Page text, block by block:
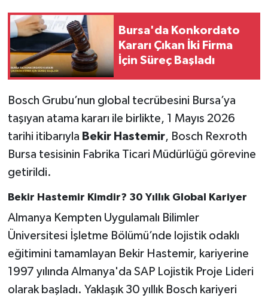
Bursa'da Konkordato
Kararı Çıkan İki Firma
İçin Süreç Başladı
Bosch Grubu’nun global tecrübesini Bursa’ya
taşıyan atama kararı ile birlikte, 1 Mayıs 2026
tarihi itibarıyla Bekir Hastemir, Bosch Rexroth
Bursa tesisinin Fabrika Ticari Müdürlüğü görevine
getirildi.
Bekir Hastemir Kimdir? 30 Yıllık Global Kariyer
Almanya Kempten Uygulamalı Bilimler
Üniversitesi İşletme Bölümü’nde lojistik odaklı
eğitimini tamamlayan Bekir Hastemir, kariyerine
1997 yılında Almanya'da SAP Lojistik Proje Lideri
olarak başladı. Yaklaşık 30 yıllık Bosch kariyeri